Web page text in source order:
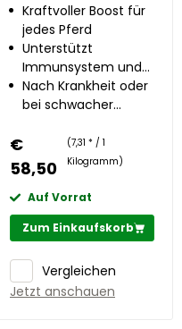
Kraftvoller Boost für
jedes Pferd
Unterstützt
Immunsystem und
Darmflora
Nach Krankheit oder
bei schwacher
€
58,50
(7,31 * / 1
Kilogramm)
Auf Vorrat
Zum Einkaufskorb
Vergleichen
Jetzt anschauen